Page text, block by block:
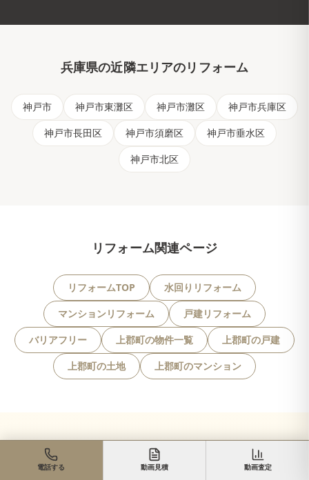
兵庫県の近隣エリアのリフォーム
神戸市 神戸市東灘区 神戸市灘区
神戸市兵庫区
神戸市長田区
神戸市須磨区
神戸市垂水区
神戸市北区
リフォーム関連ページ
リフォームTOP
水回りリフォーム
マンションリフォーム
戸建リフォーム
バリアフリー
上郡町の物件一覧
上郡町の戸建
上郡町の土地
上郡町のマンション
電話する 動画見積 動画査定